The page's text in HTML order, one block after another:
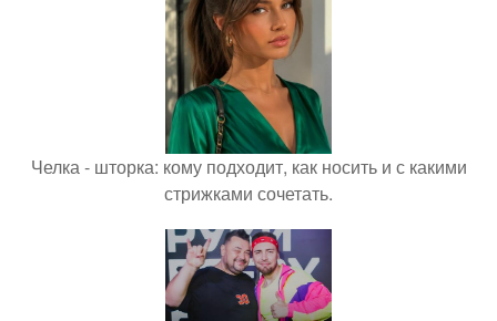
Челка - шторка: кому подходит, как носить и с какими
стрижками сочетать.